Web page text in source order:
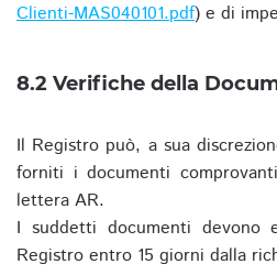
Clienti-MAS040101.pdf) e di
8.2 Verifiche della
Il Registro può, a sua
forniti i documenti
lettera AR.
I suddetti documenti devono
Registro entro 15 giorni dalla